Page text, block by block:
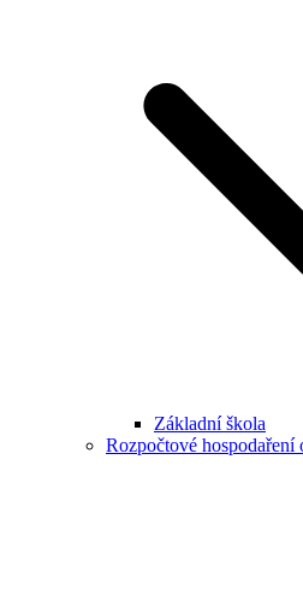
Základní škola
Rozpočtové hospodaření